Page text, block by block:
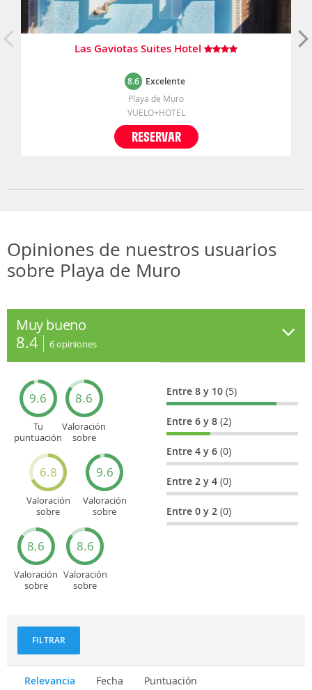
Las Gaviotas Suites Hotel
8.6 Excelente
Playa de Muro
VUELO+HOTEL
RESERVAR
Opiniones de nuestros usuarios
sobre Playa de Muro
Muy bueno
8.4 6opiniones
9.6
Tu
puntuación
8.6
Valoración
sobre
6.8
Valoración
sobre
9.6
Valoración
sobre
turísticos
8.6
Valoración
sobre
8.6
Valoración
sobre
Entre 8 y 10(5)
Entre 6 y 8(2)
Entre 4 y 6(0)
Entre 2 y 4(0)
Entre 0 y 2(0)
FILTRAR
Relevancia Fecha Puntuación